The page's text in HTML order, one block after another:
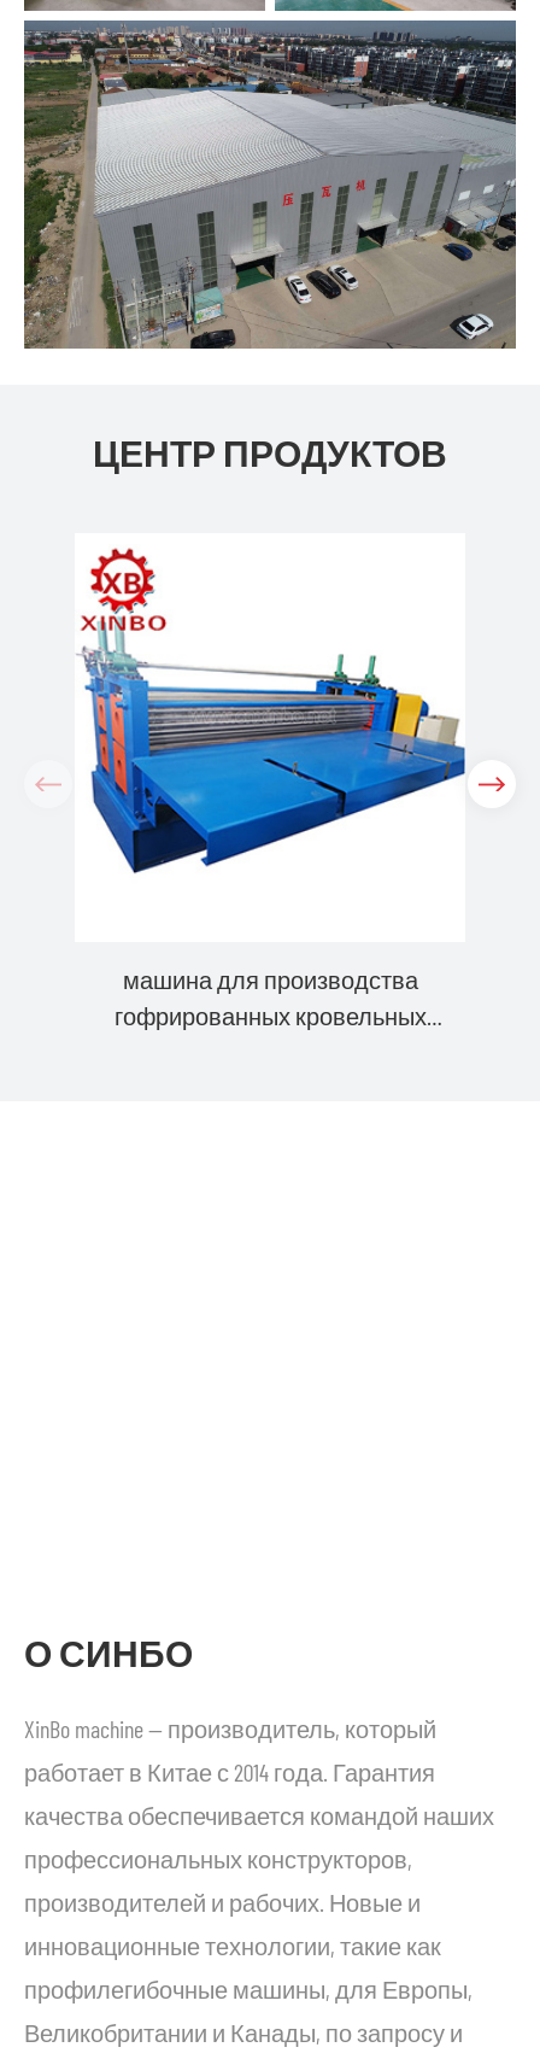
ЦЕНТР ПРОДУКТОВ
машина для производства
гофрированных кровельных
О СИНБО
XinBo machine — производитель, который
работает в Китае с 2014 года. Гарантия
качества обеспечивается командой наших
профессиональных конструкторов,
производителей и рабочих. Новые и
инновационные технологии, такие как
профилегибочные машины, для Европы,
Великобритании и Канады, по запросу и